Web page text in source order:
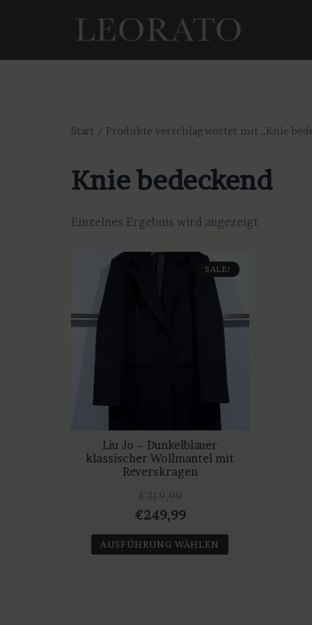
Start / Produkte verschlagwortet mit „Knie
Knie bedeckend
Einzelnes Ergebnis wird angezeigt
SALE!
Liu Jo – Dunkelblauer
klassischer Wollmantel mit
Reverskragen
Ursprünglicher
Preis
war:
€249,99Aktueller
Preis
ist:
AUSFÜHRUNG WÄHLEN